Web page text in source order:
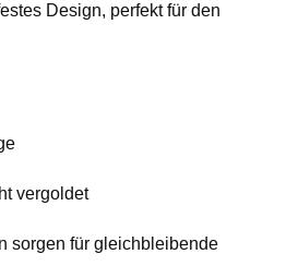
Design, perfekt für den
vergoldet
sorgen für gleichbleibende